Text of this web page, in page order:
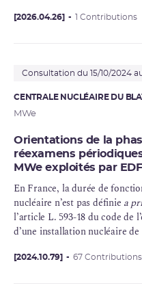
[2026.04.26] 1 Contributions
Consultation du 15/10/2024 au
CENTRALE NUCLÉAIRE DU
MWe
Orientations de la
réexamens
MWe exploités par EDF
En France, la durée de
nucléaire n’est pas définie a
l’article L. 593-18 du code de
d’une installation nucléaire
[2024.10.79] 67 Contributions